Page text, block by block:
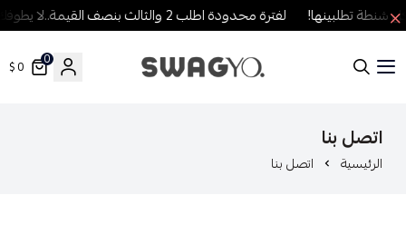
تطلبينها! لفترة محدودة اطلب 2 والثالث بنصف القيمة..لا يطوفك العرض!
SWAGYO FASHION
0 $
اتصل بنا
الرئيسية اتصل بنا